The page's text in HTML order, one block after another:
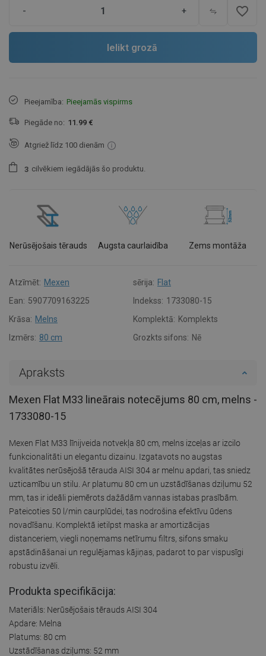
- + favorite_border
Ielikt grozā
Pieejamība: Pieejamās vispirms
Piegāde no: 11.99 €
Atgriež līdz 100 dienām
3 cilvēkiem iegādājās šo produktu.
Nerūsējošais tērauds Augsta caurlaidība Zems montāža
Atzīmēt: Mexen sērija: Flat
Ean: 5907709163225 Indekss: 1733080-15
Krāsa: Melns Komplektā: Komplekts
Izmērs: 80 cm Grozkts sifons: Nē
Apraksts
Mexen Flat M33 lineārais notecējums 80 cm, melns -
1733080-15
Mexen Flat M33 līnijveida notvekļa 80 cm, melns izceļas ar izcilo
funkcionalitāti un elegantu dizainu. Izgatavots no augstas
kvalitātes nerūsējošā tērauda AISI 304 ar melnu apdari, tas sniedz
uzticamību un stilu. Ar platumu 80 cm un uzstādīšanas dziļumu 52
mm, tas ir ideāli piemērots dažādām vannas istabas prasībām.
Pateicoties 50 l/min caurplūdei, tas nodrošina efektīvu ūdens
novadīšanu. Komplektā ietilpst maska ar amortizācijas
distanceriem, viegli noņemams netīrumu filtrs, sifons smaku
apstādināšanai un regulējamas kājiņas, padarot to par vispusīgi
robustu izvēli.
Produkta specifikācija:
Materiāls: Nerūsējošais tērauds AISI 304
Apdare: Melna
Platums: 80 cm
Uzstādīšanas dziļums: 52 mm